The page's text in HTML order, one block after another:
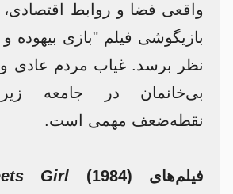
واقعی فضا و روابط
بازیگوشی فیلم "بازی بیهوده
نظر برسد. غیاب مردم عادی و
بی‌خانمان در جامعه
نقطه‌ضعف مهمی است.
فیلم‌های Girl (1984) و